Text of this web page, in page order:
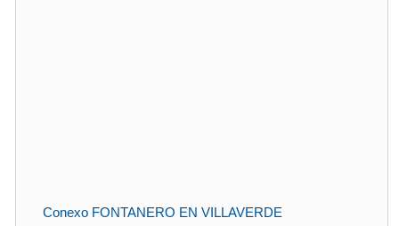
Conexo FONTANERO EN VILLAVERDE